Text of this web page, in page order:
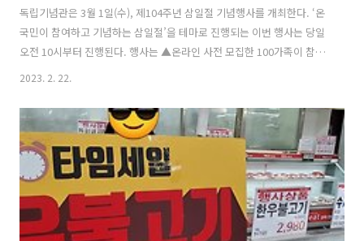
독립기념관은 3월 1일(수), 제104주년 삼일절 기념행사를 개최한다. ‘온
국민이 참여하고 기념하는 삼일절’을 테마로 진행되는 이번 행사는 당일
오전 10시부터 진행된다. 행사는 ▲온라인 사전 모집한 100가족이 참석
하는 독립기념관 삼일절 기념식을 시작으로 ▲대국민 신청을 통해 모인
의큰마당에서 12시부터 펼쳐진다. 이어 ▲천안시립흥타령풍물단 공연
▲유튜브채널 ‘웃는아이’팀의 합창 및 뮤지컬 ▲육군 의장대 공연 등 다
채로운 행사가 열린다. 더불어 ▲대한민국임시정부 요인들이 광복 후 귀
국시 탔던 ‘C-47 수송비행기’ 탑승체험 ▲태극기 주제의 특별 전시해설
▲광복군 의상체험 ▲통일염원의 동산 타종체험 ▲태극기 바람개비 만
들기 등 독립..
2023. 2. 22.